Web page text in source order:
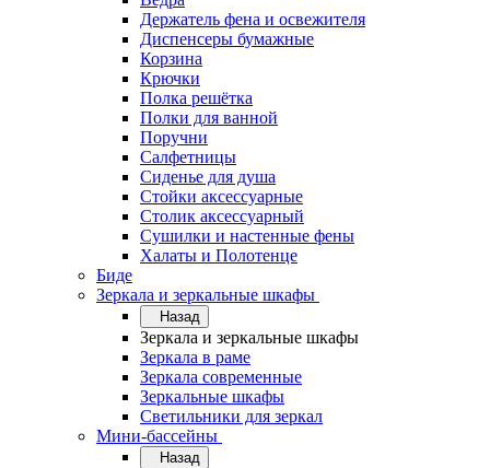
Держатель фена и освежителя
Диспенсеры бумажные
Корзина
Крючки
Полка решётка
Полки для ванной
Поручни
Салфетницы
Сиденье для душа
Стойки аксессуарные
Столик аксессуарный
Сушилки и настенные фены
Халаты и Полотенце
Биде
Зеркала и зеркальные шкафы
Назад
Зеркала и зеркальные шкафы
Зеркала в раме
Зеркала современные
Зеркальные шкафы
Светильники для зеркал
Мини-бассейны
Назад